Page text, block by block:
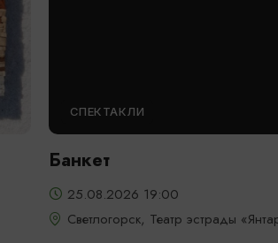
СПЕКТАКЛИ
Банкет
25.08.2026 19:00
Светлогорск, Театр эстрады